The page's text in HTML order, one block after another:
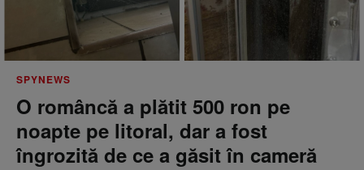
SPYNEWS
O româncă a plătit 500 ron pe
noapte pe litoral, dar a fost
îngrozită de ce a găsit în cameră